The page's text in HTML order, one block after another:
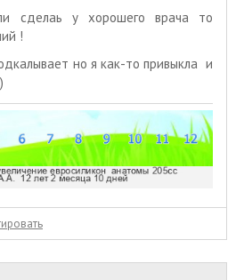
сделаь у хорошего врача то
!
но я как-то привыкла и